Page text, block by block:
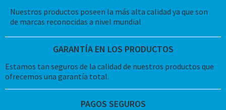
Nuestros productos poseen la más alta calidad ya que son
de marcas reconocidas a nivel mundial
GARANTÍA EN LOS PRODUCTOS
Estamos tan seguros de la calidad de nuestros productos que
ofrecemos una garantía total.
PAGOS SEGUROS